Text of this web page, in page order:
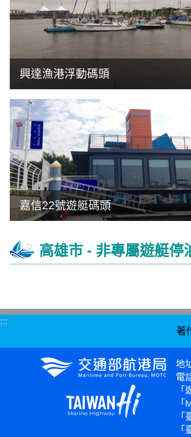
興達漁港浮動碼頭
嘉信22號遊艇碼頭
高雄市 - 非專屬遊艇停
:::
著
地
電